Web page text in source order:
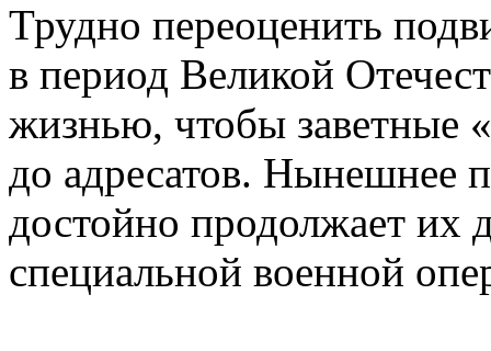
Трудно переоценить
в период Великой
жизнью, чтобы заветные
до адресатов. Нынешнее
достойно продолжает их
специальной военной